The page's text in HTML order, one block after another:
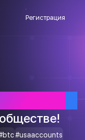
Регистрация
#usaaccounts